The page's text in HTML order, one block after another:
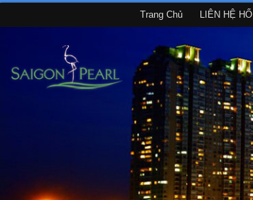
Trang Chủ LIÊN HỆ